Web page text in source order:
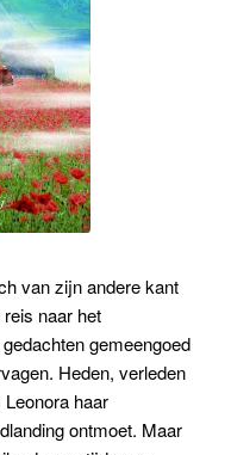
van zijn andere kant
naar het
gemeengoed
Heden, verleden
haar
ontmoet. Maar